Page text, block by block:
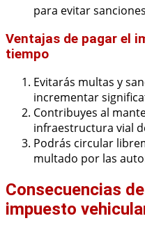
para evitar
Ventajas de pagar el
tiempo
Evitarás multas y
incrementar
Contribuyes al
infraestructura vial
Podrás circular
multado por las
Consecuencias
impuesto